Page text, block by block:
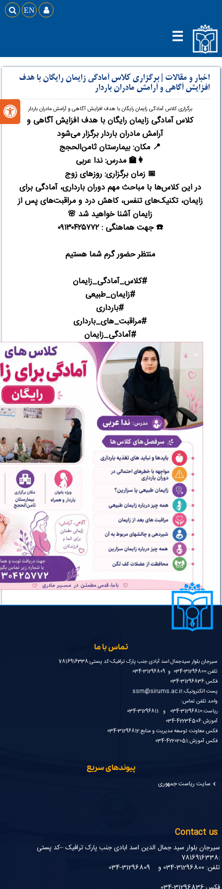
 EN 
☰
اخبار و مقالات |برگزاری کلاس آمادگی زایمان رایگان با هدف
افزایش آگاهی و آرامش مادران باردار
برگزاری کلاس آمادگی زایمان رایگان با هدف افزایش آگاهی و آرامش مادران باردار
کلاس آمادگی زایمان رایگان با هدف افزایش آگاهی و
آرامش مادران باردار برگزار می‌شود
📍 مکان: بیمارستان ثامن‌الحجج
👩‍🏫مدرس: ندا عربی
📅زمان برگزاری: روزهای زوج
در این کلاس‌ها با مباحث مهم دوران بارداری، آمادگی برای
زایمان، تکنیک‌های تنفس، کاهش درد و مراقبت‌های پس از
زایمان آشنا خواهید شد 🌸
☎️جهت هماهنگی :۰۹۱۳۰۴۲۵۷۷۲
منتظر حضور گرم شما هستیم
#کلاس_آمادگی_زایمان
#زایمان_طبیعی
#بارداری
#مراقبت_های_بارداری
#آمادگی_زایمان‌
تماس با ما
سیرجان بلوار سیدجمال اسد آبادی جنب پارک ترافیک-کد پستی:7816916338
تلفن:31296800-034 و 31296809-034
فکس:31296836-034
پست الکترونیک:ssm@sirums.ac.ir
واحد تلفن تماس:
ریاست:31296810-034 و 31296811-034
آموزش:42234506-034
فکس معاونت توسعه مدیریت و منابع:31296812-034
فکس آموزش:42202051-034
پیوندهای سریع
سایت ریاست جمهوری
Contact us
سیرجان بلوار سید جمال الدین اسد ابادی جنب پارک ترافیک –کد پستی
:7816916338
تلفن: 31296800-034 و 31296809-034
